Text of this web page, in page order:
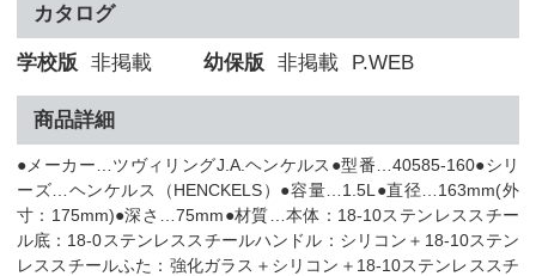
カタログ
学校版 非掲載 幼保版 非掲載 P.WEB
商品詳細
●メーカー…ツヴィリングJ.A.ヘンケルス●型番…40585-160●シリ
ーズ…ヘンケルス（HENCKELS）●容量…1.5L●直径…163mm(外
寸：175mm)●深さ…75mm●材質…本体：18-10ステンレススチー
ル底：18-0ステンレススチールハンドル：シリコン＋18-10ステン
レススチールふた：強化ガラス＋シリコン＋18-10ステンレススチ